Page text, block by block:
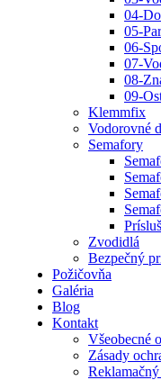
04-
05-
06-
07-
08-
09-
Klemmfix
Vodorovné
Semafory
Zvodidlá
Bezpečný
Požičovňa
Galéria
Blog
Kontakt
Všeobecné
Zásady